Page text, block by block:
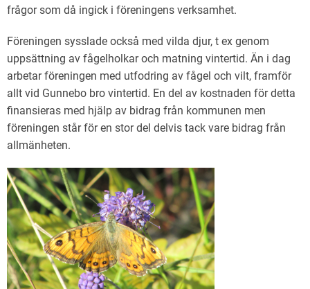
frågor som då ingick i föreningens verksamhet.
Föreningen sysslade också med vilda djur, t ex genom
uppsättning av fågelholkar och matning vintertid. Än i dag
arbetar föreningen med utfodring av fågel och vilt, framför
allt vid Gunnebo bro vintertid. En del av kostnaden för detta
finansieras med hjälp av bidrag från kommunen men
föreningen står för en stor del delvis tack vare bidrag från
allmänheten.